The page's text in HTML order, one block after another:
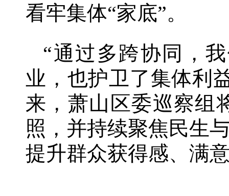
看牢集体“家底”。
“通过多跨协同，
业，也护卫了集体利
来，萧山区委巡察组
照，并持续聚焦民生
提升群众获得感、满